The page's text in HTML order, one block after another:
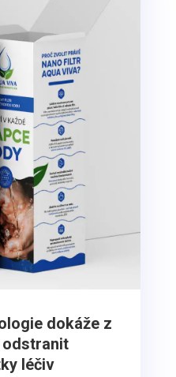
dokáže z
léčiv